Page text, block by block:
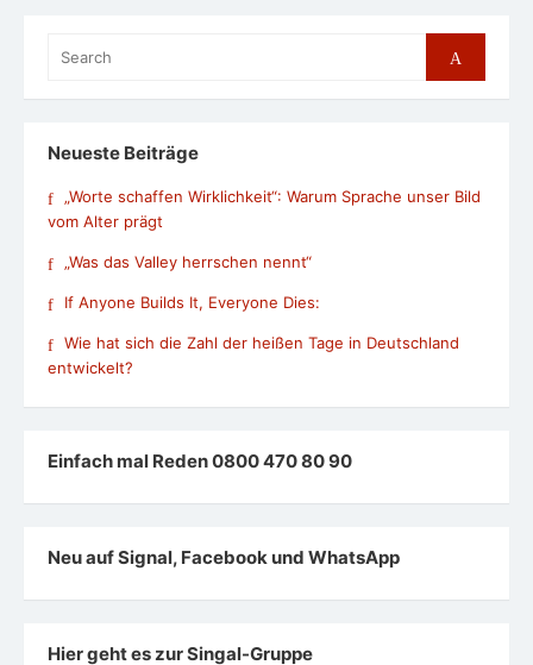
for:
Search
Neueste Beiträge
„Worte schaffen Wirklichkeit“: Warum Sprache unser Bild
vom Alter prägt
„Was das Valley herrschen nennt“
If Anyone Builds It, Everyone Dies:
Wie hat sich die Zahl der heißen Tage in Deutschland
entwickelt?
Einfach mal Reden 0800 470 80 90
Neu auf Signal, Facebook und WhatsApp
Hier geht es zur Singal-Gruppe